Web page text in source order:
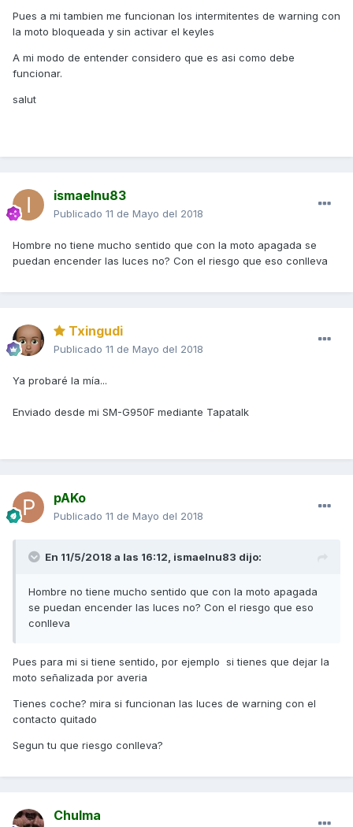
Pues a mi tambien me funcionan los intermitentes de warning con
la moto bloqueada y sin activar el keyles
A mi modo de entender considero que es asi como debe
funcionar.
salut
ismaelnu83
Publicado 11 de Mayo del 2018
Hombre no tiene mucho sentido que con la moto apagada se
puedan encender las luces no? Con el riesgo que eso conlleva
Txingudi
Publicado 11 de Mayo del 2018
Ya probaré la mía...
Enviado desde mi SM-G950F mediante Tapatalk
pAKo
Publicado 11 de Mayo del 2018
En 11/5/2018 a las 16:12, ismaelnu83 dijo:
Hombre no tiene mucho sentido que con la moto apagada
se puedan encender las luces no? Con el riesgo que eso
conlleva
Pues para mi si tiene sentido, por ejemplo si tienes que dejar la
moto señalizada por averia
Tienes coche? mira si funcionan las luces de warning con el
contacto quitado
Segun tu que riesgo conlleva?
Chulma